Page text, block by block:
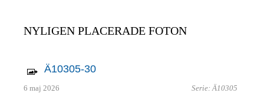
NYLIGEN PLACERADE FOTON
Ä10305-30
6 maj 2026 Serie: Ä10305